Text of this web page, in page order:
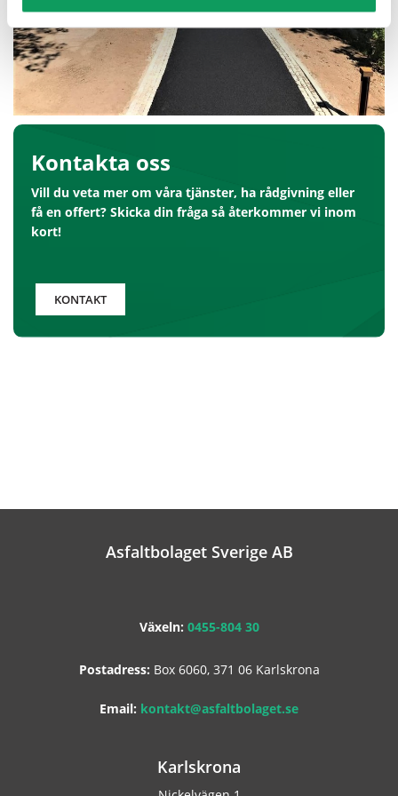
Kontakta oss
Vill du veta mer om våra tjänster, ha rådgivning eller
få en offert? Skicka din fråga så återkommer vi inom
kort!
KONTAKT
Asfaltbolaget Sverige AB
Växeln: 0455-804 30
Postadress: Box 6060, 371 06 Karlskrona
Email: kontakt@asfaltbolaget.se
Karlskrona